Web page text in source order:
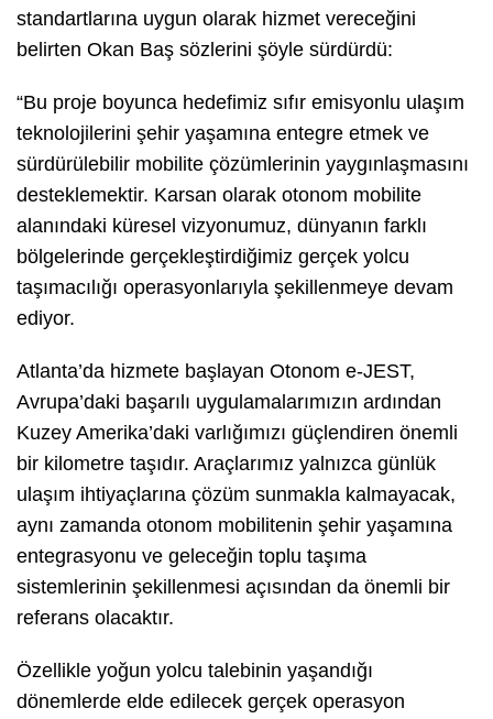
standartlarına uygun olarak hizmet vereceğini
belirten Okan Baş sözlerini şöyle sürdürdü:
“Bu proje boyunca hedefimiz sıfır emisyonlu ulaşım
teknolojilerini şehir yaşamına entegre etmek ve
sürdürülebilir mobilite çözümlerinin yaygınlaşmasını
desteklemektir. Karsan olarak otonom mobilite
alanındaki küresel vizyonumuz, dünyanın farklı
bölgelerinde gerçekleştirdiğimiz gerçek yolcu
taşımacılığı operasyonlarıyla şekillenmeye devam
ediyor.
Atlanta’da hizmete başlayan Otonom e-JEST,
Avrupa’daki başarılı uygulamalarımızın ardından
Kuzey Amerika’daki varlığımızı güçlendiren önemli
bir kilometre taşıdır. Araçlarımız yalnızca günlük
ulaşım ihtiyaçlarına çözüm sunmakla kalmayacak,
aynı zamanda otonom mobilitenin şehir yaşamına
entegrasyonu ve geleceğin toplu taşıma
sistemlerinin şekillenmesi açısından da önemli bir
referans olacaktır.
Özellikle yoğun yolcu talebinin yaşandığı
dönemlerde elde edilecek gerçek operasyon